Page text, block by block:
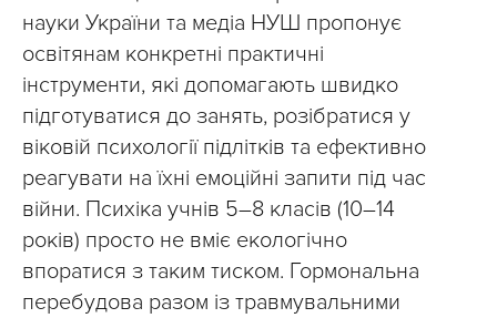
науки України та медіа НУШ пропонує
освітянам конкретні практичні
інструменти, які допомагають швидко
підготуватися до занять, розібратися у
віковій психології підлітків та ефективно
реагувати на їхні емоційні запити під час
війни. Психіка учнів 5–8 класів (10–14
років) просто не вміє екологічно
впоратися з таким тиском. Гормональна
перебудова разом із травмувальними